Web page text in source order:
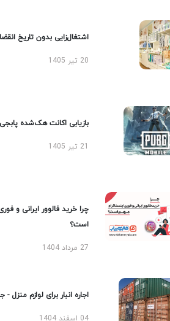
اشتغال‌زایی بدون تاریخ انقضا
20 تیر 1405
بازیابی اکانت هک‌شده پابجی
چرا خرید فالوور ایرانی و
است؟
27 مرداد 1404
اجاره انبار برای لوازم منزل -
04 اسفند 1404